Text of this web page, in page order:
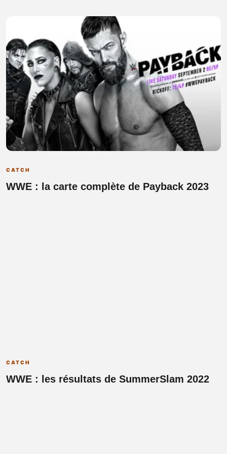
CATCH
WWE : la carte complète de Payback 2023
CATCH
WWE : les résultats de SummerSlam 2022